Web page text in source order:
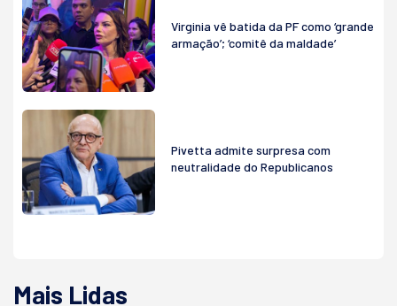
Virginia vê batida da PF como ‘grande
armação’; ‘comitê da maldade’
Pivetta admite surpresa com
neutralidade do Republicanos
Mais Lidas